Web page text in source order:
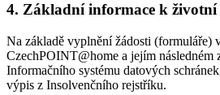
4. Základní informace k životní
Na základě vyplnění žádosti (formuláře)
CzechPOINT@home a jejím následném
Informačního systému datových
výpis z Insolvenčního rejstříku.